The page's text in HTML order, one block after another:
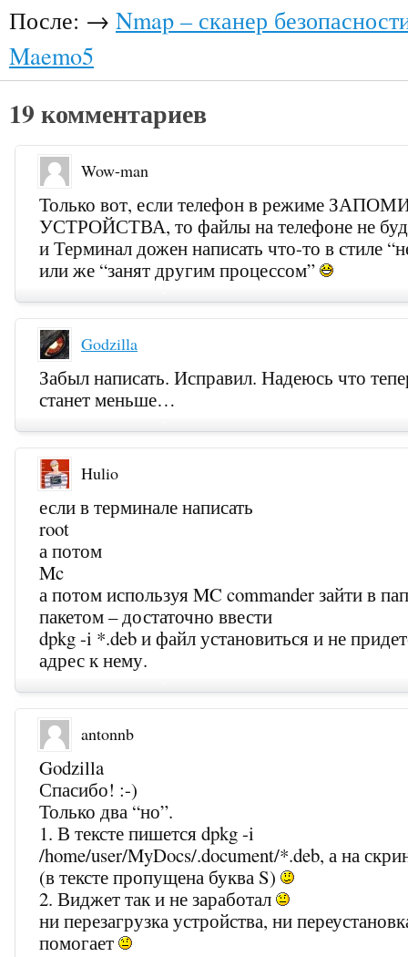
После: → Nmap – сканер
Maemo5
19 комментариев
Wow-man
Только вот, если телефон в режиме
УСТРОЙСТВА, то файлы на телефоне не
и Терминал дожен написать что-то в стиле
или же “занят другим процессом”
Godzilla
Забыл написать. Исправил. Надеюсь что
станет меньше…
Hulio
если в терминале написать
root
а потом
Mc
а потом используя MC commander зайти в
пакетом – достаточно ввести
dpkg -i *.deb и файл установиться и не
адрес к нему.
antonnb
Godzilla
Спасибо! :-)
Только два “но”.
1. В тексте пишется dpkg -i
/home/user/MyDocs/.document/*.deb, а на
(в тексте пропущена буква S)
2. Виджет так и не заработал
ни перезагрузка устройства, ни
помогает